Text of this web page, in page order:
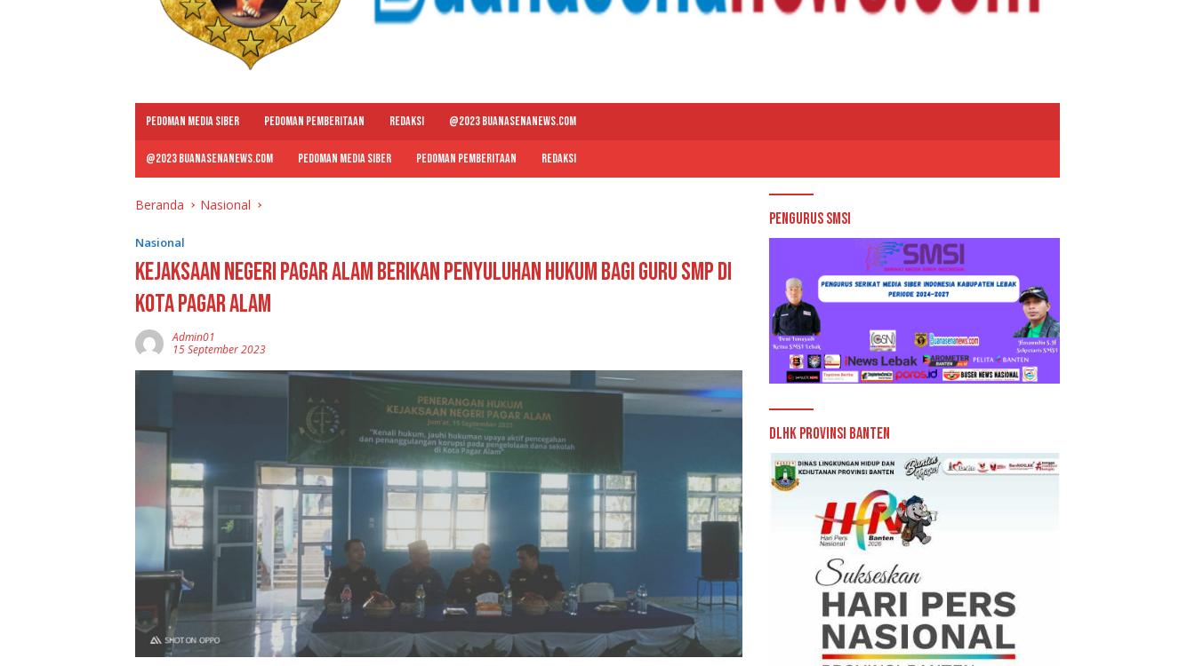
PEDOMAN MEDIA SIBER PEDOMAN PEMBERITAAN REDAKSI @2023 BUANASENANEWS.COM
@2023 BUANASENANEWS.COM PEDOMAN MEDIA SIBER PEDOMAN PEMBERITAAN REDAKSI
Beranda Nasional
Nasional
Kejaksaan Negeri Pagar Alam Berikan Penyuluhan Hukum Bagi Guru SMP di
Kota Pagar Alam
Admin01
15 September 2023
Pengurus SMSI
DLHK Provinsi Banten